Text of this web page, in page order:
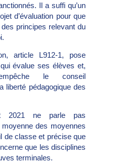
Il a suffi qu’un
d’évaluation pour que
des principes relevant du
article L912-1, pose
évalue ses élèves et,
le conseil
liberté pédagogique des
2021 ne parle pas
des moyennes
de classe et précise que
que les disciplines
terminales.